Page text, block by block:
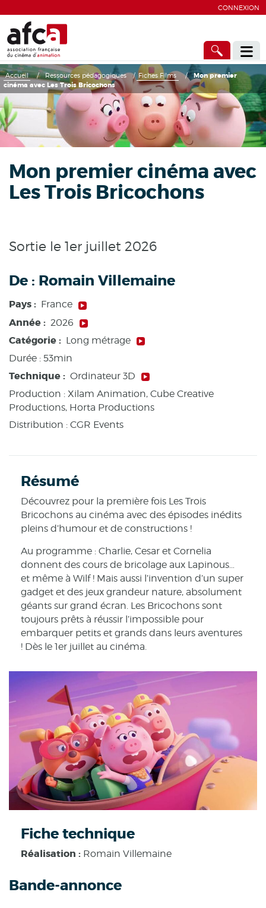
CONNEXION
Accueil / Ressources pédagogiques / Fiches Films / Mon premier
cinéma avec Les Trois Bricochons
Mon premier cinéma avec
Les Trois Bricochons
Sortie le 1er juillet 2026
De : Romain Villemaine
Pays : France
Année : 2026
Catégorie : Long métrage
Durée : 53min
Technique : Ordinateur 3D
Production : Xilam Animation, Cube Creative
Productions, Horta Productions
Distribution : CGR Events
Résumé
Découvrez pour la première fois Les Trois
Bricochons au cinéma avec des épisodes inédits
pleins d’humour et de constructions !
Au programme : Charlie, Cesar et Cornelia
donnent des cours de bricolage aux Lapinous…
et même à Wilf ! Mais aussi l’invention d’un super
gadget et des jeux grandeur nature, absolument
géants sur grand écran. Les Bricochons sont
toujours prêts à réussir l’impossible pour
embarquer petits et grands dans leurs aventures
! Dès le 1er juillet au cinéma.
Fiche technique
Réalisation : Romain Villemaine
Bande-annonce